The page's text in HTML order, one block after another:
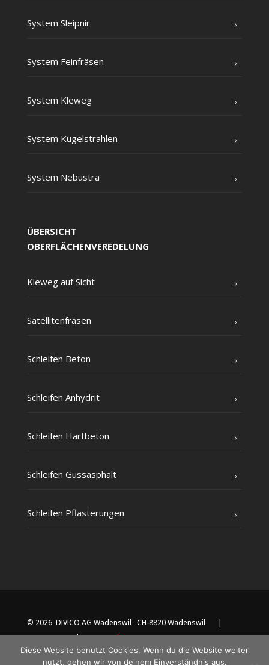
Sys­tem Sleipnir
Sys­tem Feinfräsen
Sys­tem Kleweg
Sys­tem Kugelstrahlen
Sys­tem Nebustra
ÜBERSICHT
OBERFLÄCHENVEREDELUNG
Kle­weg auf Sicht
Satel­li­ten­frä­sen
Schlei­fen Beton
Schlei­fen Anhydrit
Schlei­fen Hartbeton
Schlei­fen Gussasphalt
Schlei­fen Pflasterungen
© 2026 DIVICO AG Wädenswil · CH-8820 Wädenswil |
Impressum|Datenschutz
Diese Website benutzt Cookies. Wenn du die Website weiter
nutzt, gehen wir von deinem Einverständnis aus.